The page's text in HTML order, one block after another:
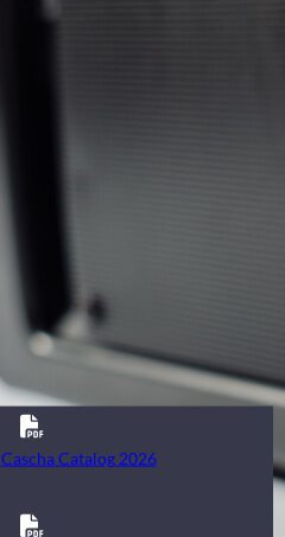
Cascha Catalog 2026